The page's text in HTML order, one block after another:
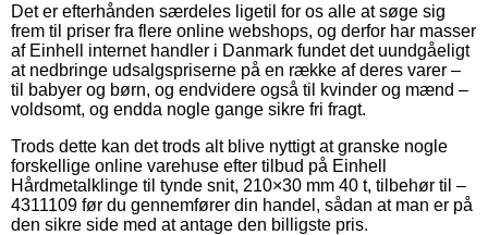
Det er efterhånden særdeles ligetil for os alle at søge sig
frem til priser fra flere online webshops, og derfor har masser
af Einhell internet handler i Danmark fundet det uundgåeligt
at nedbringe udsalgspriserne på en række af deres varer –
til babyer og børn, og endvidere også til kvinder og mænd –
voldsomt, og endda nogle gange sikre fri fragt.
Trods dette kan det trods alt blive nyttigt at granske nogle
forskellige online varehuse efter tilbud på Einhell
Hårdmetalklinge til tynde snit, 210×30 mm 40 t, tilbehør til –
4311109 før du gennemfører din handel, sådan at man er på
den sikre side med at antage den billigste pris.